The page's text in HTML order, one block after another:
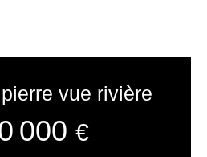
vue rivière
000 €